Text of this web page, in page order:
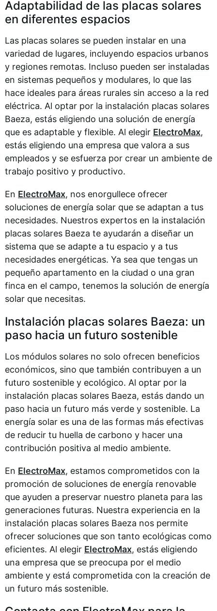
Adaptabilidad de las placas solares
en diferentes espacios
Las placas solares se pueden instalar en una
variedad de lugares, incluyendo espacios urbanos
y regiones remotas. Incluso pueden ser instaladas
en sistemas pequeños y modulares, lo que las
hace ideales para áreas rurales sin acceso a la red
eléctrica. Al optar por la instalación placas solares
Baeza, estás eligiendo una solución de energía
que es adaptable y flexible. Al elegir ElectroMax,
estás eligiendo una empresa que valora a sus
empleados y se esfuerza por crear un ambiente de
trabajo positivo y productivo.
En ElectroMax, nos enorgullece ofrecer
soluciones de energía solar que se adaptan a tus
necesidades. Nuestros expertos en la instalación
placas solares Baeza te ayudarán a diseñar un
sistema que se adapte a tu espacio y a tus
necesidades energéticas. Ya sea que tengas un
pequeño apartamento en la ciudad o una gran
finca en el campo, tenemos la solución de energía
solar que necesitas.
Instalación placas solares Baeza: un
paso hacia un futuro sostenible
Los módulos solares no solo ofrecen beneficios
económicos, sino que también contribuyen a un
futuro sostenible y ecológico. Al optar por la
instalación placas solares Baeza, estás dando un
paso hacia un futuro más verde y sostenible. La
energía solar es una de las formas más efectivas
de reducir tu huella de carbono y hacer una
contribución positiva al medio ambiente.
En ElectroMax, estamos comprometidos con la
promoción de soluciones de energía renovable
que ayuden a preservar nuestro planeta para las
generaciones futuras. Nuestra experiencia en la
instalación placas solares Baeza nos permite
ofrecer soluciones que son tanto ecológicas como
eficientes. Al elegir ElectroMax, estás eligiendo
una empresa que se preocupa por el medio
ambiente y está comprometida con la creación de
un futuro más sostenible.